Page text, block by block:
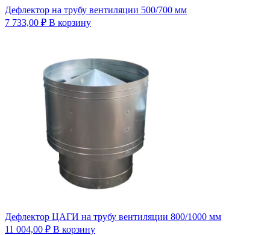
Дефлектор на трубу вентиляции 500/700 мм
7 733,00 ₽ В корзину
Дефлектор ЦАГИ на трубу вентиляции 800/1000 мм
11 004,00 ₽ В корзину